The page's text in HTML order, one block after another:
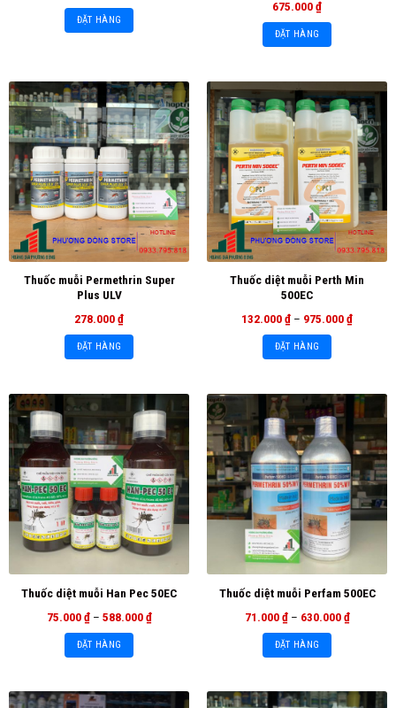
ĐẶT HÀNG
675.000₫
ĐẶT HÀNG
Thuốc muỗi Permethrin Super
Plus ULV
278.000₫
ĐẶT HÀNG
Thuốc diệt muỗi Perth Min
500EC
132.000₫ – 975.000₫
ĐẶT HÀNG
Thuốc diệt muỗi Han Pec 50EC
75.000₫ – 588.000₫
ĐẶT HÀNG
Thuốc diệt muỗi Perfam 500EC
71.000₫ – 630.000₫
ĐẶT HÀNG